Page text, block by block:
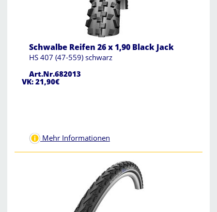
Schwalbe Reifen 26 x 1,90 Black Jack
HS 407 (47-559) schwarz
Art.Nr.682013
VK: 21,90€
Mehr Informationen